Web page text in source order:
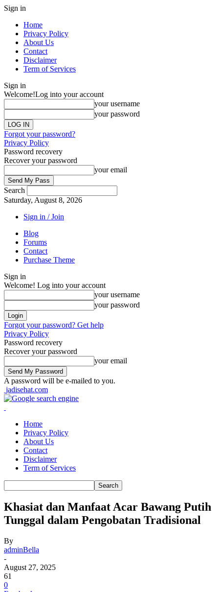
Sign in
Home
Privacy Policy
About Us
Contact
Disclaimer
Term of Services
Sign in
Welcome!Log into your account
your username
your password
Forgot your password?
Privacy Policy
Password recovery
Recover your password
your email
Search
Saturday, August 8, 2026
Sign in / Join
Blog
Forums
Contact
Purchase Theme
Sign in
Welcome! Log into your account
your username
your password
Forgot your password? Get help
Privacy Policy
Password recovery
Recover your password
your email
A password will be e-mailed to you.
jadisehat.com
Home
Privacy Policy
About Us
Contact
Disclaimer
Term of Services
Khasiat dan Manfaat Acar Bawang Putih
Tunggal dalam Pengobatan Tradisional
By
adminBella
-
August 27, 2025
61
0